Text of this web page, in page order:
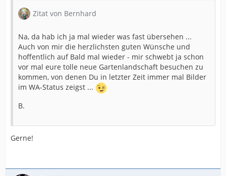
Zitat von Bernhard
Na, da hab ich ja mal wieder was fast übersehen ...
Auch von mir die herzlichsten guten Wünsche und
hoffentlich auf Bald mal wieder - mir schwebt ja schon
vor mal eure tolle neue Gartenlandschaft besuchen zu
kommen, von denen Du in letzter Zeit immer mal Bilder
im WA-Status zeigst ...
B.
Gerne!